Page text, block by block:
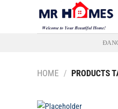
HOME / PRODUCTS